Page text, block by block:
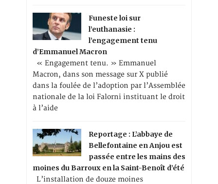
Funeste loi sur
l’euthanasie :
l’engagement tenu
d’Emmanuel Macron
« Engagement tenu. » Emmanuel
Macron, dans son message sur X publié
dans la foulée de l’adoption par l’Assemblée
nationale de la loi Falorni instituant le droit
à l’aide
Reportage : L’abbaye de
Bellefontaine en Anjou est
passée entre les mains des
moines du Barroux en la Saint-Benoît d’été
L’installation de douze moines